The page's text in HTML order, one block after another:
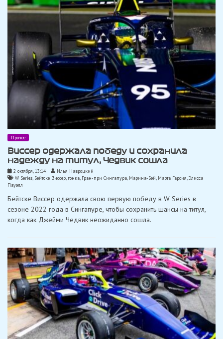
Прочее
Виссер одержала победу и сохранила
надежду на титул, Чедвик сошла
2 октября, 13:14
Илья Навроцкий
W Series, Бейтске Виссер, гонка, Гран-при Сингапура, Марина-Бэй, Марта Гарсия,Элисса
Пауэлл
Бейтске Виссер одержала свою первую победу в W Series в
сезоне 2022 года в Сингапуре, чтобы сохранить шансы на титул,
когда как Джейми Чедвик неожиданно сошла.